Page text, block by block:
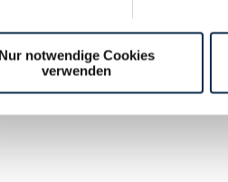
Nur notwendige Cookies
verwenden